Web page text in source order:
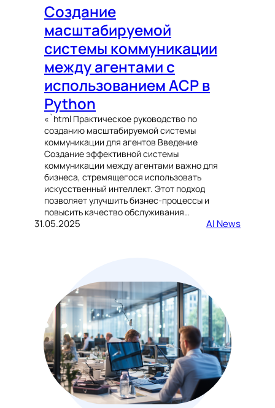
Создание
масштабируемой
системы коммуникации
между агентами с
использованием ACP в
Python
«`html Практическое руководство по
созданию масштабируемой системы
коммуникации для агентов Введение
Создание эффективной системы
коммуникации между агентами важно для
бизнеса, стремящегося использовать
искусственный интеллект. Этот подход
позволяет улучшить бизнес-процессы и
повысить качество обслуживания…
31.05.2025 AI News